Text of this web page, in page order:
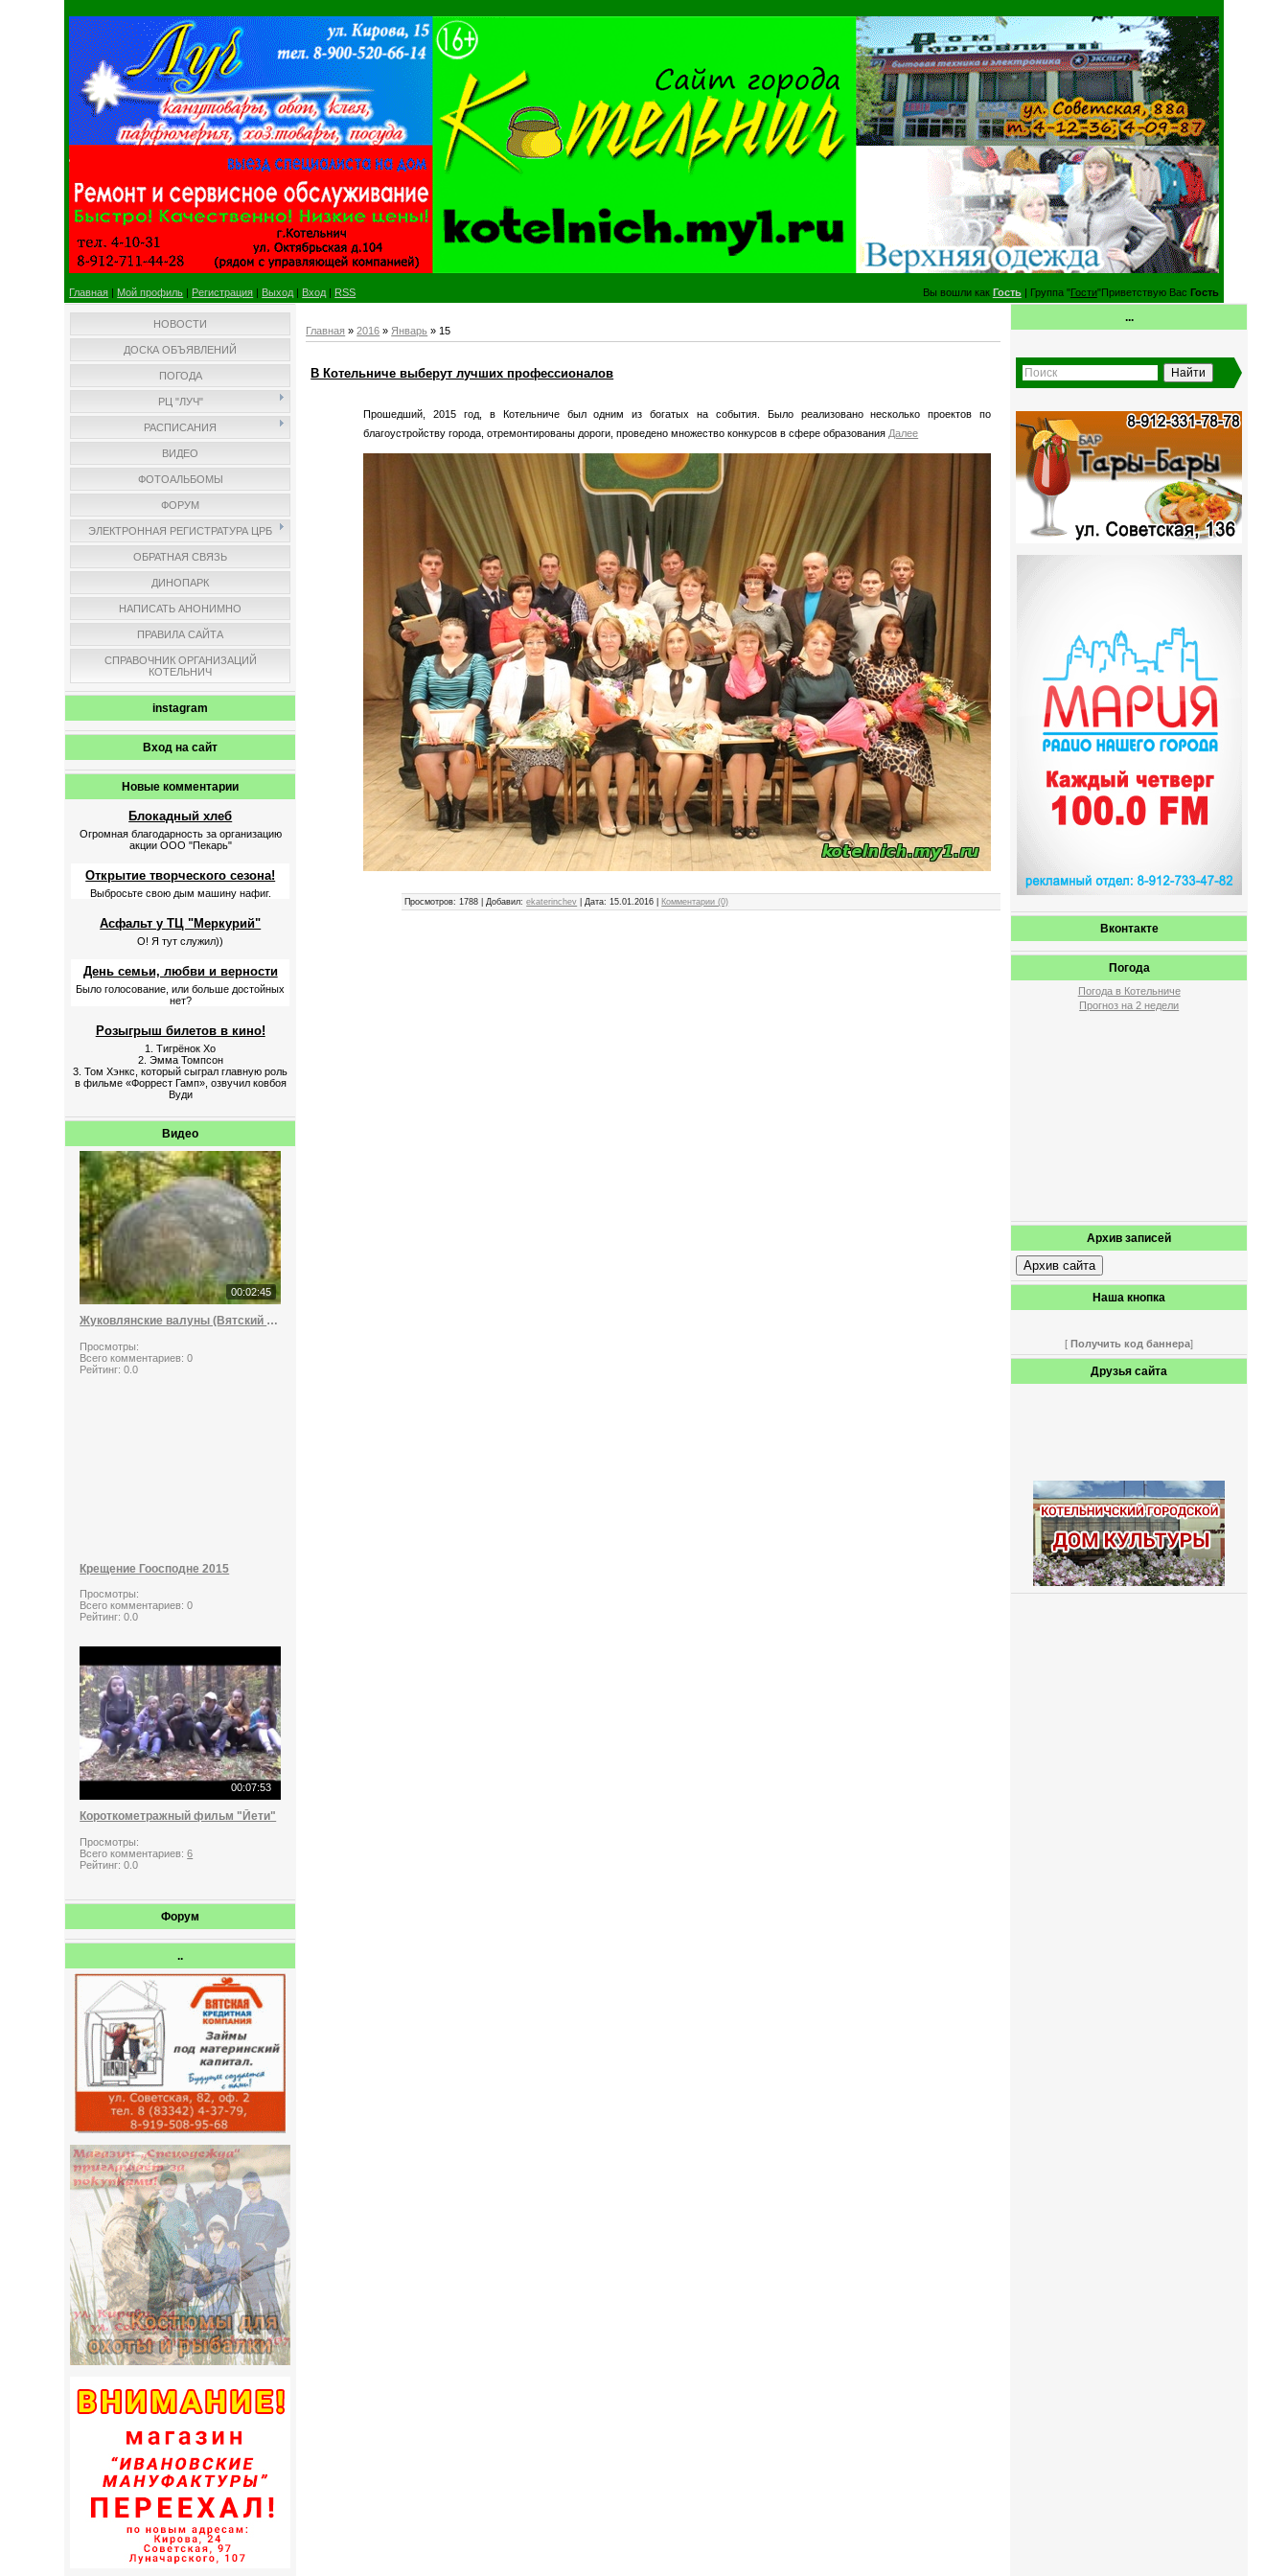
Главная | Мой профиль | Регистрация | Выход | Вход | RSS Вы вошли как Гость| Группа "Гости"Приветствую Вас Гость
НОВОСТИ
ДОСКА ОБЪЯВЛЕНИЙ
ПОГОДА
РЦ "ЛУЧ"
РАСПИСАНИЯ
ВИДЕО
ФОТОАЛЬБОМЫ
ФОРУМ
ЭЛЕКТРОННАЯ РЕГИСТРАТУРА ЦРБ
ОБРАТНАЯ СВЯЗЬ
ДИНОПАРК
НАПИСАТЬ АНОНИМНО
ПРАВИЛА САЙТА
СПРАВОЧНИК ОРГАНИЗАЦИЙ
КОТЕЛЬНИЧ
instagram
Вход на сайт
Новые комментарии
Блокадный хлеб
Огромная благодарность за организацию
акции ООО "Пекарь"
Открытие творческого сезона!
Выбросьте свою дым машину нафиг.
Асфальт у ТЦ "Меркурий"
О! Я тут служил))
День семьи, любви и верности
Было голосование, или больше достойных
нет?
Розыгрыш билетов в кино!
1. Тигрёнок Хо
2. Эмма Томпсон
3. Том Хэнкс, который сыграл главную роль
в фильме «Форрест Гамп», озвучил ковбоя
Вуди
Видео
00:02:45
Жуковлянские валуны (Вятский стоунхендж)
Просмотры:
Всего комментариев:0
Рейтинг:0.0
Крещение Гоосподне 2015
Просмотры:
Всего комментариев:0
Рейтинг:0.0
00:07:53
Короткометражный фильм "Йети"
Просмотры:
Всего комментариев:6
Рейтинг:0.0
Форум
..
Главная »2016 » Январь » 15
В Котельниче выберут лучших профессионалов
Прошедший, 2015 год, в Котельниче был одним из богатых на события. Было реализовано несколько проектов по
благоустройству города, отремонтированы дороги, проведено множество конкурсов в сфере образованияДалее
Просмотров: 1788 | Добавил:ekaterinchev | Дата: 15.01.2016 Комментарии (0)
...
Вконтакте
Погода
Погода в Котельниче
Прогноз на 2 недели
Архив записей
Архив сайта
Наша кнопка
[ Получить код баннера]
Друзья сайта